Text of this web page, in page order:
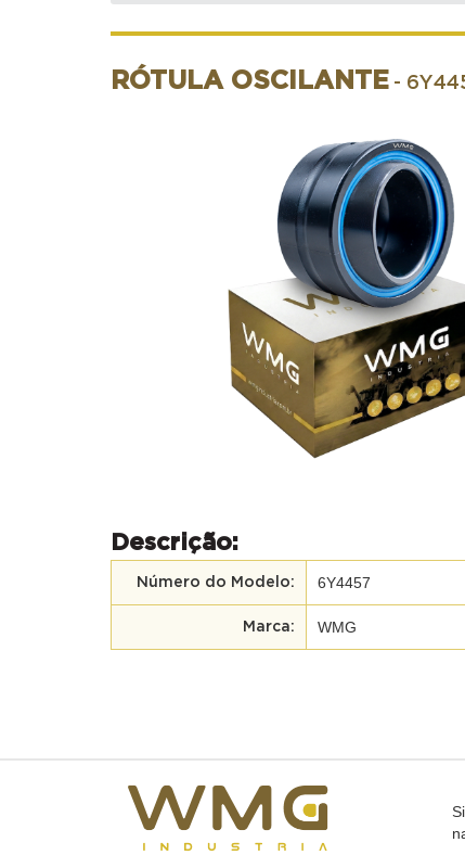
RÓTULA OSCILANTE -
Descrição:
Número do Modelo: 6Y4457
Marca: WMG